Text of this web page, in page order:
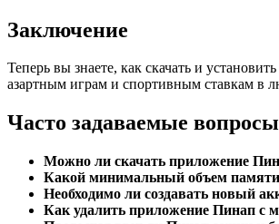
Заключение
Теперь вы знаете, как скачать и
азартным играм и спортивным ставкам в
Часто задаваемые
Можно ли скачать приложение
Какой минимальный объем памяти
Необходимо ли создавать новый
Как удалить приложение Пинап с